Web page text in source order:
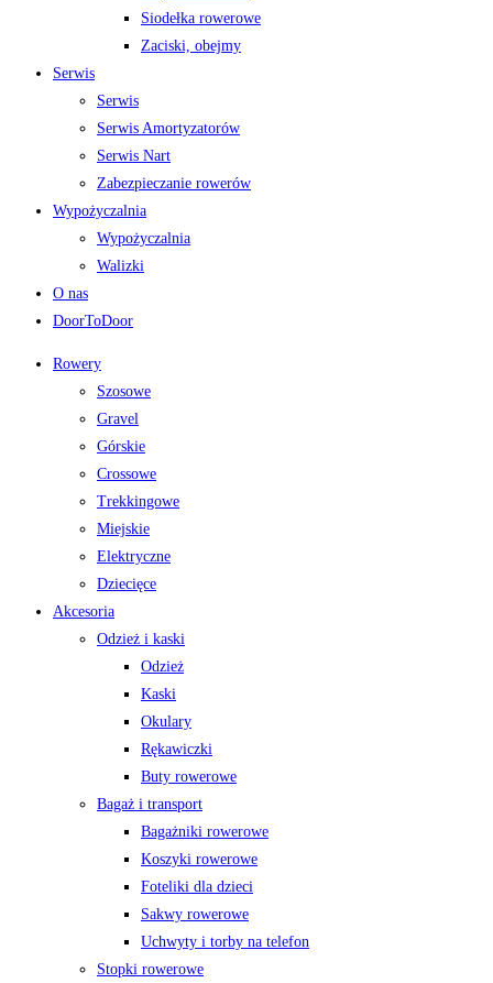
Siodełka rowerowe
Zaciski, obejmy
Serwis
Serwis
Serwis Amortyzatorów
Serwis Nart
Zabezpieczanie rowerów
Wypożyczalnia
Wypożyczalnia
Walizki
O nas
DoorToDoor
Rowery
Szosowe
Gravel
Górskie
Crossowe
Trekkingowe
Miejskie
Elektryczne
Dziecięce
Akcesoria
Odzież i kaski
Odzież
Kaski
Okulary
Rękawiczki
Buty rowerowe
Bagaż i transport
Bagażniki rowerowe
Koszyki rowerowe
Foteliki dla dzieci
Sakwy rowerowe
Uchwyty i torby na telefon
Stopki rowerowe